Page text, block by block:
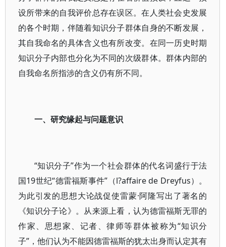
设所带来的自我评价总存在误区。在人类社会史发展
的各个时期，伴随着知识分子群体自身的不断发展，
其自我命名的具体含义也有所改变。在同一历史时期
知识分子内部也分化为不同的次级群体。群体内部的
自我命名所指涉的含义仍有所不同。
一、研究缘起与问题意识
“知识分子”作为一个社会群体的代名词盛行于法
国19世纪“德雷福斯事件”（l?affaire de Dreyfus）。
为此引发的思想大论战促使雷蒙·阿隆写出了著名的
《知识分子论》。从来源上看，认为德雷福斯无罪的
作家、思想家、记者、律师等群体被称为“知识分
子”，他们认为不能因德雷福斯的犹太出身而认定其有